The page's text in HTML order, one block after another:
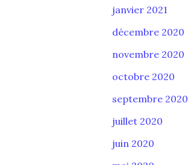
janvier 2021
décembre 2020
novembre 2020
octobre 2020
septembre 2020
juillet 2020
juin 2020